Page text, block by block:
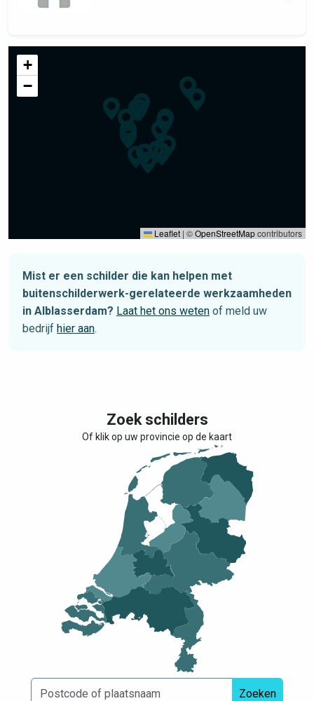
+
−
Leaflet | ©OpenStreetMapcontributors
Mist er een schilder die kan helpen met
buitenschilderwerk-gerelateerde werkzaamheden
in Alblasserdam? Laat het ons weten of meld uw
bedrijf hier aan.
Zoek schilders
Of klik op uw provincie op de kaart
Zoeken